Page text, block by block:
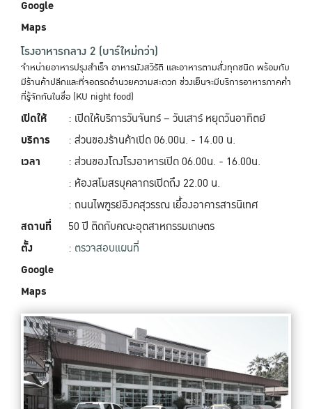
Google
Maps
โรงอาหารกลาง 2 (บาร์ใหม่กว่า)
จำหน่ายอาหารปรุงสำเร็จ อาหารมังสวิรัติ และอาหารตามสั่งทุกชนิด พร้อมกับ
มีร้านค้าปลีกและที่จอดรถอำนวยความสะดวก ช่วงเย็นจะมีบริการอาหารภาคค่ำ
ที่รู้จักกันในชื่อ (KU night food)
เปิดให้
บริการ
เวลา
สถานที่
ตั้ง
Google
Maps
: เปิดให้บริการวันจันทร์ – วันเสาร์ หยุดวันอาทิตย์
: ส่วนของร้านค้าเปิด 06.00น. - 14.00 น.
: ส่วนของโถงโรงอาหารเปิด 06.00น. - 16.00น.
: ห้องสโมสรบุคลากรเปิดถึง 22.00 น.
: ถนนไพฑูรย์อิงคสุวรรณ เยื้องอาคารสารนิเทศ
50 ปี ติดกับคณะอุตสาหกรรมเกษตร
: ตรวจสอบแผนที่